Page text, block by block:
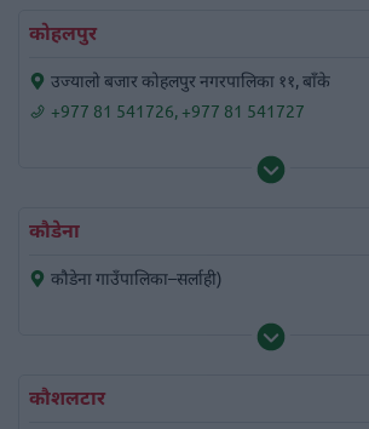
कोहलपुर
उज्यालो बजार कोहलपुर नगरपालिका ११, बाँके
+977 81 541726, +977 81 541727
कौडेना
कौडेना गाउँपालिका–सर्लाही)
कौशलटार